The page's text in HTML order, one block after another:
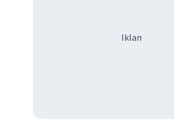
Iklan